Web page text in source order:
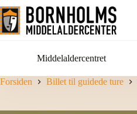
Fortsæt
til
indhold
Middelaldercentret
Forsiden Billet til guidede ture